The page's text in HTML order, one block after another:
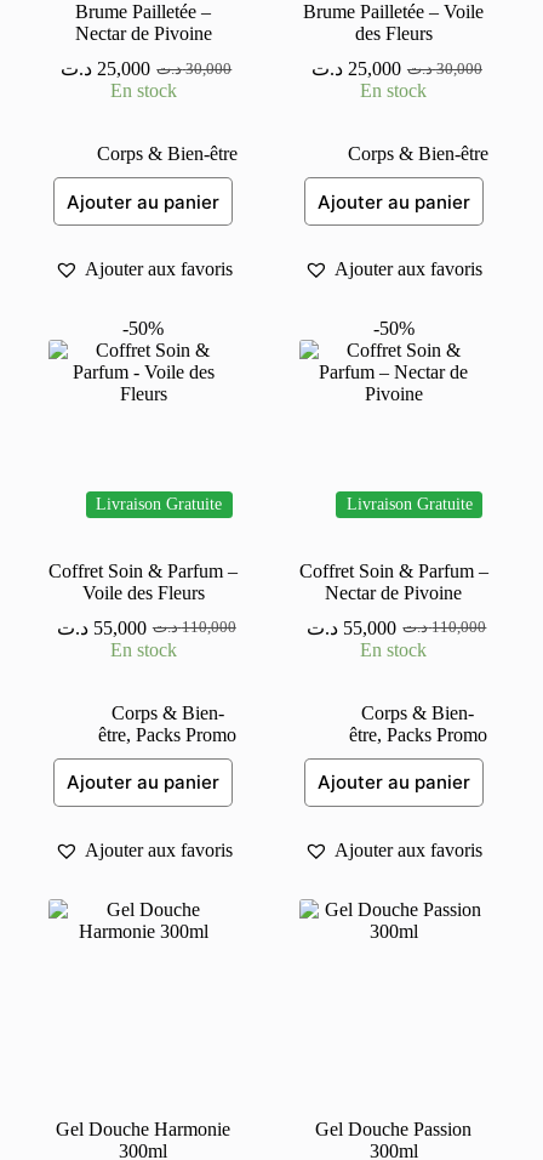
Brume Pailletée –
Nectar de Pivoine
30,000 د.تLe
prix
était :
30,000 د.ت.
25,000 د.ت
Le
prix
est :
25,000 د.ت.
En stock
Corps & Bien-être
Ajouter au panier
Ajouter aux favoris
Brume Pailletée – Voile
des Fleurs
30,000 د.تLe
prix
était :
30,000 د.ت.
25,000 د.ت
Le
prix
est :
25,000 د.ت.
En stock
Corps & Bien-être
Ajouter au panier
Ajouter aux favoris
Livraison Gratuite
-50%
Coffret Soin & Parfum –
Voile des Fleurs
110,000 د.تLe
prix
était :
55,000 د.ت
Le
prix
est :
En stock
Corps & Bien-
être,Packs Promo
Ajouter au panier
Ajouter aux favoris
Livraison Gratuite
-50%
Coffret Soin & Parfum –
Nectar de Pivoine
110,000 د.تLe
prix
était :
55,000 د.ت
Le
prix
est :
En stock
Corps & Bien-
être, Packs Promo
Ajouter au panier
Ajouter aux favoris
Gel Douche Harmonie
300ml
Gel Douche Passion
300ml